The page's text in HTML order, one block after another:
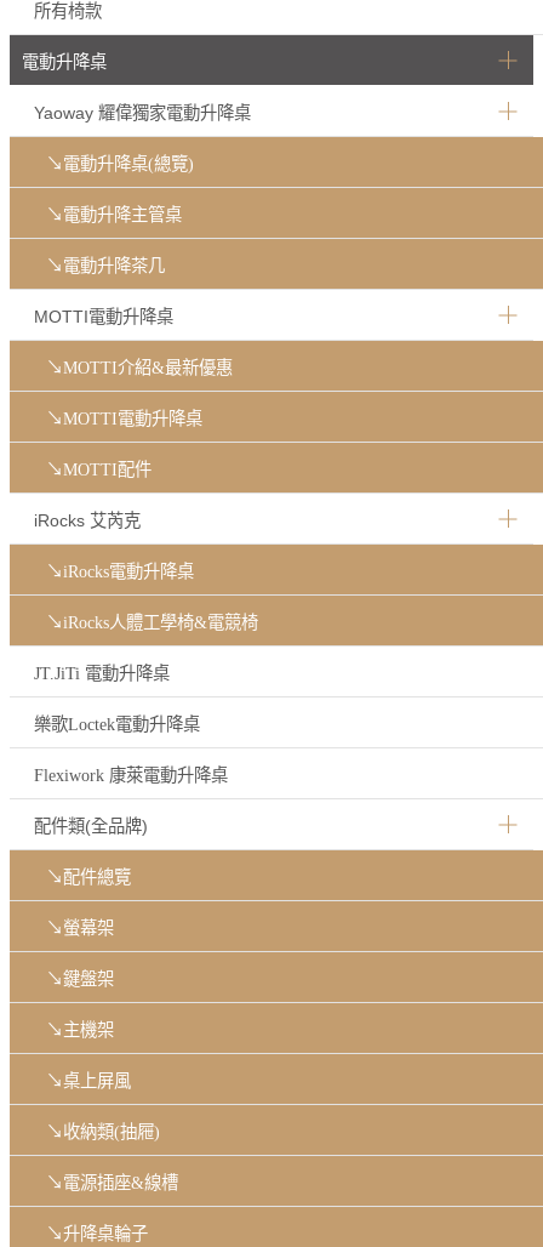
所有椅款
電動升降桌
Yaoway 耀偉獨家電動升降桌
↘電動升降桌(總覽)
↘電動升降主管桌
↘電動升降茶几
MOTTI電動升降桌
↘MOTTI介紹&最新優惠
↘MOTTI電動升降桌
↘MOTTI配件
iRocks 艾芮克
↘iRocks電動升降桌
↘iRocks人體工學椅&電競椅
JT.JiTi 電動升降桌
樂歌Loctek電動升降桌
Flexiwork 康萊電動升降桌
配件類(全品牌)
↘配件總覽
↘螢幕架
↘鍵盤架
↘主機架
↘桌上屏風
↘收納類(抽屜)
↘電源插座&線槽
↘升降桌輪子